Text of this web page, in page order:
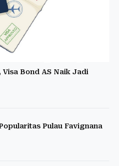
Bond AS Naik Jadi
Pulau Favignana